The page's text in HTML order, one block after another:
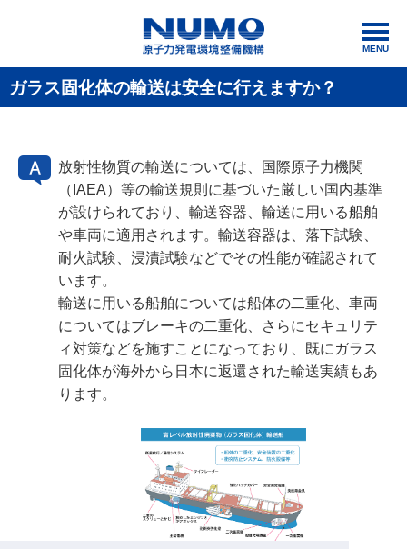
MENU
ガラス固化体の輸送は安全に行えますか？
放射性物質の輸送については、国際原子力機関
（IAEA）等の輸送規則に基づいた厳しい国内基準
が設けられており、輸送容器、輸送に用いる船舶
や車両に適用されます。輸送容器は、落下試験、
耐火試験、浸漬試験などでその性能が確認されて
います。
輸送に用いる船舶については船体の二重化、車両
についてはブレーキの二重化、さらにセキュリテ
ィ対策などを施すことになっており、既にガラス
固化体が海外から日本に返還された輸送実績もあ
ります。